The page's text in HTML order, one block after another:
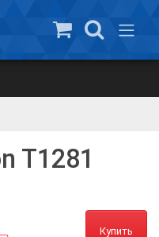
T1281
Купить